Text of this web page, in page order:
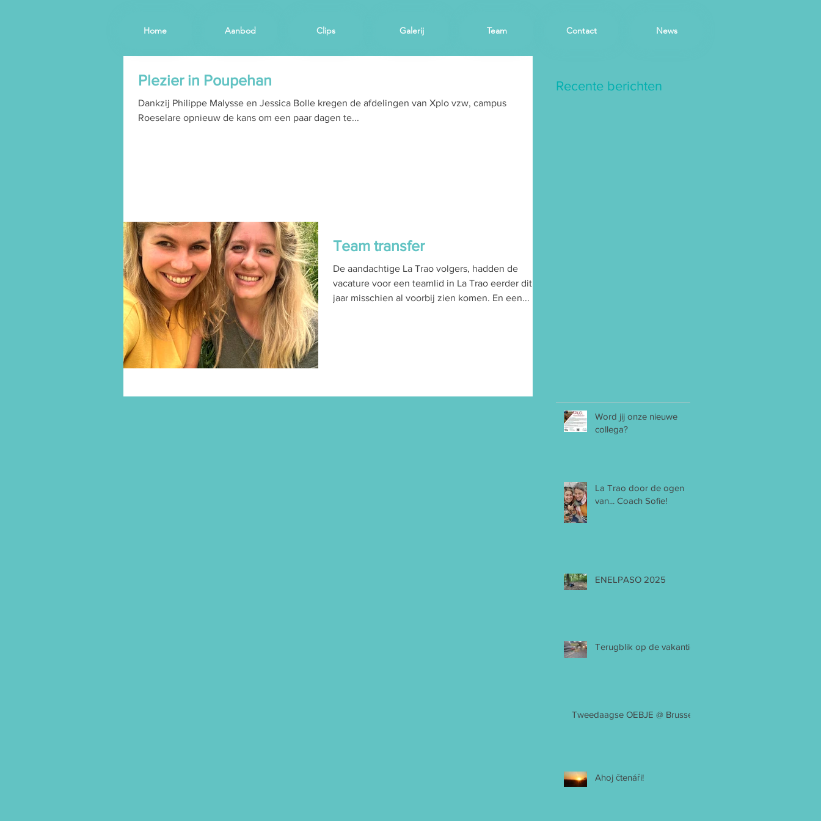
Home Aanbod Clips Galerij Team Contact News
Recente berichten
Plezier in Poupehan
Dankzij Philippe Malysse en Jessica Bolle kregen de afdelingen van Xplo vzw, campus
Roeselare opnieuw de kans om een paar dagen te...
Team transfer
De aandachtige La Trao volgers, hadden de
vacature voor een teamlid in La Trao eerder dit
jaar misschien al voorbij zien komen. En een...
Word jij onze nieuwe
collega?
La Trao door de ogen
van... Coach Sofie!
ENELPASO 2025
Terugblik op de vakantie
Tweedaagse OEBJE @ Brussel
Ahoj čtenáři!